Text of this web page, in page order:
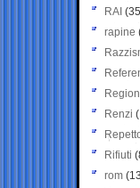
RAI
rapine
Renzi
Rifiuti
rom